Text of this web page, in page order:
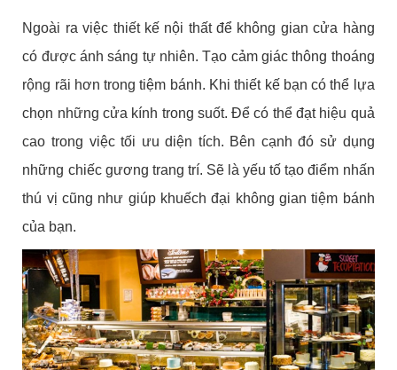
Ngoài ra việc thiết kế nội thất để không gian cửa hàng
có được ánh sáng tự nhiên. Tạo cảm giác thông thoáng
rộng rãi hơn trong tiệm bánh. Khi thiết kế bạn có thể lựa
chọn những cửa kính trong suốt. Để có thể đạt hiệu quả
cao trong việc tối ưu diện tích. Bên cạnh đó sử dụng
những chiếc gương trang trí. Sẽ là yếu tố tạo điểm nhấn
thú vị cũng như giúp khuếch đại không gian tiệm bánh
của bạn.